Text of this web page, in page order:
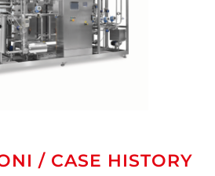
/ CASE HISTORY